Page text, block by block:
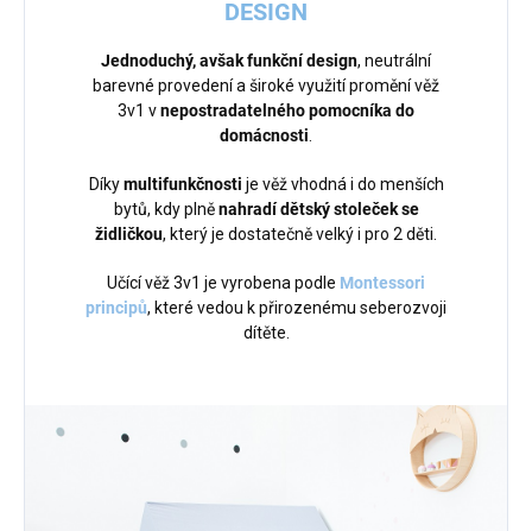
DESIGN
Jednoduchý, avšak funkční design, neutrální
barevné provedení a široké využití promění věž
3v1 vnepostradatelného pomocníka do
domácnosti.
Díkymultifunkčnosti je věž vhodná i do menších
bytů, kdy plněnahradí dětský stoleček se
židličkou, který je dostatečně velký i pro 2 děti.
Učící věž 3v1 je vyrobena podle Montessori
principů, které vedou k přirozenému seberozvoji
dítěte.